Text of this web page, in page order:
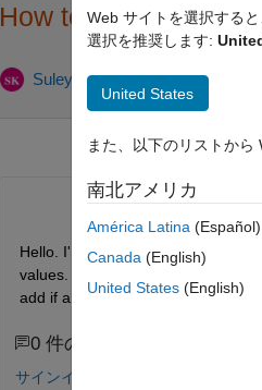
How to storage
Suleyman Kucuksahin 2022 4
Hello. I'm working on modelling a
values. While matlab solving them
add if and else it will be so much
0 件のコメント
サインインしてコメントする。
Web サイトを選択する
選択を推奨します:
United States
また、以下のリストから
南北アメリカ
América Latina (Español)
Canada (English)
United States (English)